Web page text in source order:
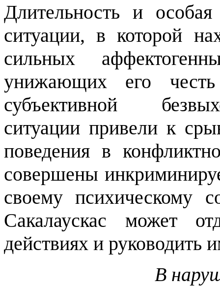
Длительность и
ситуации, в которой
сильных
унижающих его
субъективной
ситуации привели к
поведения в
совершены
своему психическому
Сакалаускас может
действиях и руководить
В